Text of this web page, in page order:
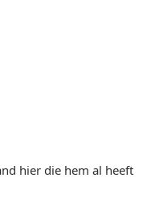
hier die hem al heeft